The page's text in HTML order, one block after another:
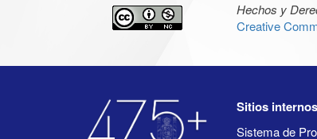
Hechos y
Creative
Sitios internos
Sistema de